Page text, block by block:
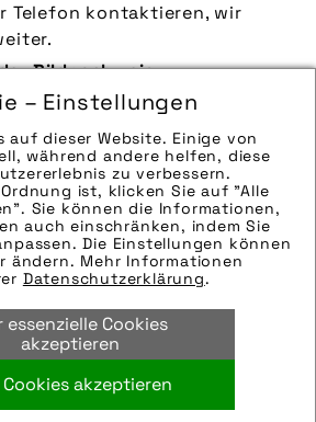
– Einstellungen
auf dieser Website. Einige von
während andere helfen, diese
zu verbessern.
ist, klicken Sie auf "Alle
Sie können die Informationen,
auch einschränken, indem Sie
Die Einstellungen können
ändern. Mehr Informationen
Datenschutzerklärung.
essenzielle Cookies
akzeptieren
Cookies akzeptieren
Telefon kontaktieren, wir
Bildnachweis:
[´www.pd-f.de / Arne
Details werden in Bälde
uns aber gern auch
Telefon kontaktieren, wir